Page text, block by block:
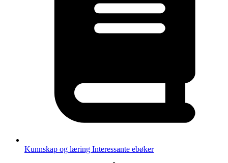
Kunnskap og læring Interessante ebøker